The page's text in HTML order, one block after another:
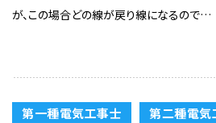
が、この場合どの線が戻り線になるので…
第一種電気工事士 第二種電気